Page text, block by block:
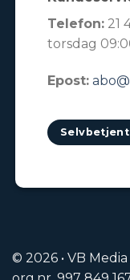
Telefon:21
torsdag
Epost:
© 2026 • VB Media